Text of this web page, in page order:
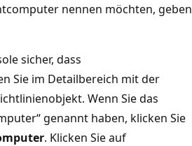
nennen möchten, geben
sicher, dass
Sie im Detailbereich mit der
Wenn Sie das
genannt haben, klicken Sie
. Klicken Sie auf